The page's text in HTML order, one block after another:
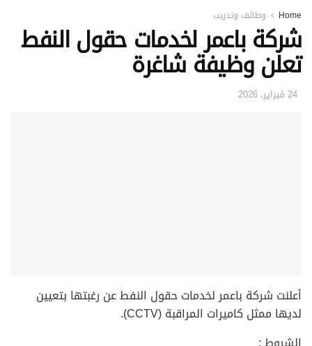
Home وظائف وتدريب
شركة باعمر لخدمات حقول النفط
تعلن وظيفة شاغرة
24 فبراير، 2026
أعلنت شركة باعمر لخدمات حقول النفط عن رغبتها بتعيين
لديها ممثل كاميرات المراقبة (CCTV).